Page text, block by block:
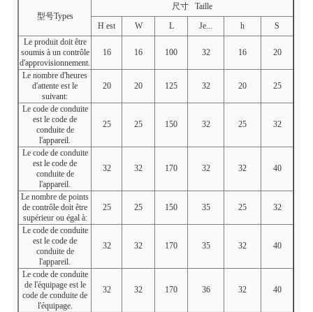
型号Types
尺寸
Taille
H est
W L Je... h
S
Le produit doit être
soumis à un contrôle
d'approvisionnement.
16 16 100 32 16 20
Le nombre d'heures
d'attente est le
suivant:
20 20 125 32 20 25
Le code de conduite
est le code de
conduite de
l'appareil.
25 25 150 32 25 32
Le code de conduite
est le code de
conduite de
l'appareil.
32 32 170 32 32 40
Le nombre de points
de contrôle doit être
supérieur ou égal à:
25 25 150 35 25 32
Le code de conduite
est le code de
conduite de
l'appareil.
32 32 170 35 32 40
Le code de conduite
de l'équipage est le
code de conduite de
l'équipage.
32 32 170 36 32 40